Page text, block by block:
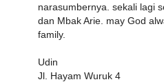
narasumbernya. sekali lagi
dan Mbak Arie. may God
family.
Udin
Jl. Hayam Wuruk 4